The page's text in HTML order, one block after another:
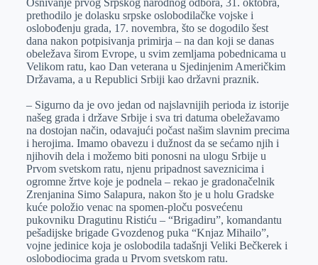
p
p
lOsnivanje prvog Srpskog narodnog odbora, 31. oktobra,
prethodilo je dolasku srpske oslobodilačke vojske i
oslobođenju grada, 17. novembra, što se dogodilo šest
dana nakon potpisivanja primirja – na dan koji se danas
obeležava širom Evrope, u svim zemljama pobednicama u
Velikom ratu, kao Dan veterana u Sjedinjenim Američkim
Državama, a u Republici Srbiji kao državni praznik.
– Sigurno da je ovo jedan od najslavnijih perioda iz istorije
našeg grada i države Srbije i sva tri datuma obeležavamo
na dostojan način, odavajući počast našim slavnim precima
i herojima. Imamo obavezu i dužnost da se sećamo njih i
njihovih dela i možemo biti ponosni na ulogu Srbije u
Prvom svetskom ratu, njenu pripadnost saveznicima i
ogromne žrtve koje je podnela – rekao je gradonačelnik
Zrenjanina Simo Salapura, nakon što je u holu Gradske
kuće položio venac na spomen-ploču posvećenu
pukovniku Dragutinu Ristiću – “Brigadiru”, komandantu
pešadijske brigade Gvozdenog puka “Knjaz Mihailo”,
vojne jedinice koja je oslobodila tadašnji Veliki Bečkerek i
oslobodiocima grada u Prvom svetskom ratu.